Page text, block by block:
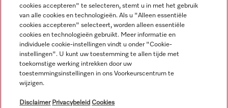
decoratiemateriaal.
cookies accepteren" te selecteren, stemt u in met het gebruik
van alle cookies en technologieën. Als u "Alleen essentiële
cookies accepteren" selecteert, worden alleen essentiële
cookies en technologieën gebruikt. Meer informatie en
individuele cookie-instellingen vindt u onder "Cookie-
instellingen". U kunt uw toestemming te allen tijde met
toekomstige werking intrekken door uw
toestemmingsinstellingen in ons Voorkeurscentrum te
wijzigen.
Disclaimer Privacybeleid Cookies